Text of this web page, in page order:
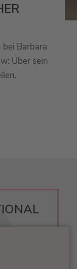
Barbara
Über sein